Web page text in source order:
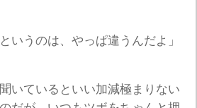
いうのは、やっぱ違うんだよ」
いているといい加減極まりない